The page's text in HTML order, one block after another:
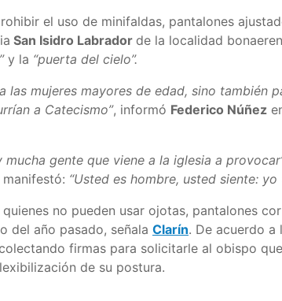
el uso de minifaldas, pantalones
San Isidro Labrador de la localidad
y la “puerta del cielo”.
las mujeres mayores de edad, sino también
a Catecismo”, informó Federico Núñez
gente que viene a la iglesia a
“Usted es hombre, usted siente: yo
no pueden usar ojotas, pantalones
del año pasado, señala Clarín. De acuerdo a
firmas para solicitarle al obispo
de su postura.